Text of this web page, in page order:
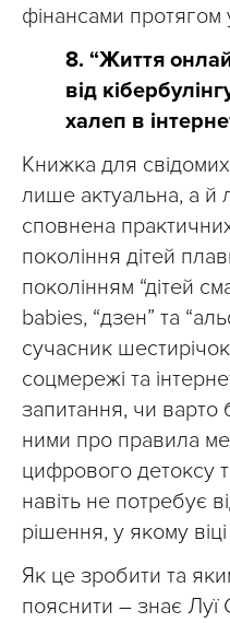
фінансами протягом
8. “Життя
від
халеп в
Книжка для
лише актуальна, а й
сповнена
покоління дітей
поколінням “дітей
babies, “дзен” та
сучасник
соцмережі та
запитання, чи варто
ними про правила
цифрового детоксу
навіть не потребує
рішення, у якому
Як це зробити та
пояснити – знає Луї